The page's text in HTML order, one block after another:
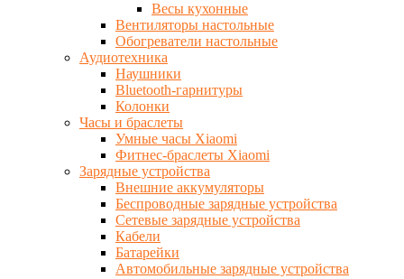
Весы кухонные
Вентиляторы настольные
Обогреватели настольные
Аудиотехника
Наушники
Bluetooth-гарнитуры
Колонки
Часы и браслеты
Умные часы Xiaomi
Фитнес-браслеты Xiaomi
Зарядные устройства
Внешние аккумуляторы
Беспроводные зарядные устройства
Сетевые зарядные устройства
Кабели
Батарейки
Автомобильные зарядные устройства